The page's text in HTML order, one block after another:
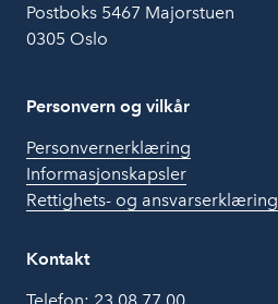
Postboks 5467 Majorstuen
0305 Oslo
Personvern og vilkår
Personvernerklæring
Informasjonskapsler
Rettighets- og ansvarserklæring
Kontakt